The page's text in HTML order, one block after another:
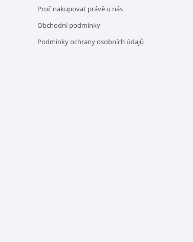
Proč nakupovat právě u nás
Obchodní podmínky
Podmínky ochrany osobních údajů